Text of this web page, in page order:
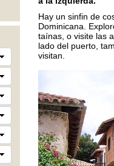
Hay un sinfin de
Dominicana.
taínas, o visite las
lado del puerto,
visitan.